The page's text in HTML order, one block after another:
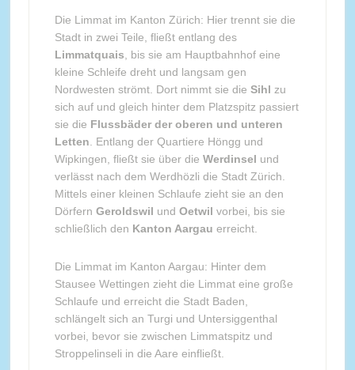
Die Limmat im Kanton Zürich: Hier trennt sie die
Stadt in zwei Teile, fließt entlang des
Limmatquais , bis sie am Hauptbahnhof eine
kleine Schleife dreht und langsam gen
Nordwesten strömt. Dort nimmt sie die Sihl zu
sich auf und gleich hinter dem Platzspitz passiert
sie die Flussbäder der oberen und unteren
Letten . Entlang der Quartiere Höngg und
Wipkingen, fließt sie über die Werdinsel und
verlässt nach dem Werdhözli die Stadt Zürich.
Mittels einer kleinen Schlaufe zieht sie an den
Dörfern Geroldswil und Oetwil vorbei, bis sie
schließlich den Kanton Aargau erreicht.
Die Limmat im Kanton Aargau: Hinter dem
Stausee Wettingen zieht die Limmat eine große
Schlaufe und erreicht die Stadt Baden,
schlängelt sich an Turgi und Untersiggenthal
vorbei, bevor sie zwischen Limmatspitz und
Stroppelinseli in die Aare einfließt.